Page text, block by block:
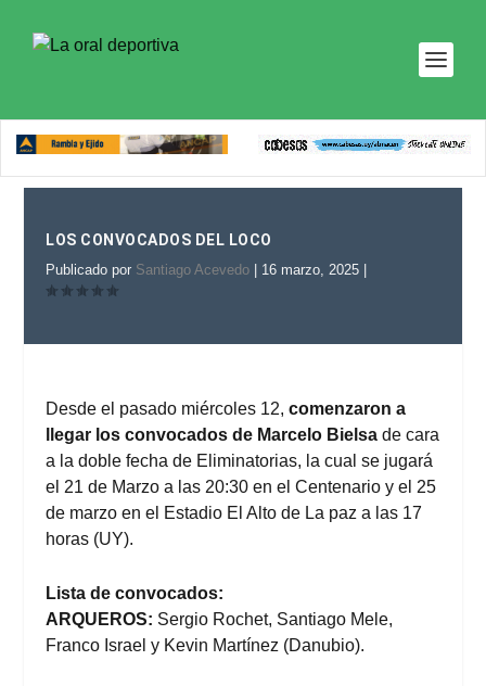
LOS CONVOCADOS DEL LOCO
Publicado por Santiago Acevedo 16 marzo, 2025
Desde el pasado miércoles 12,comenzaron a
llegar los convocados de Marcelo Bielsa de cara
a la doble fecha de Eliminatorias, la cual se jugará
el 21 de Marzo a las 20:30 en el Centenario y el 25
de marzo en el Estadio El Alto de La paz a las 17
horas (UY).
Lista de convocados:
ARQUEROS: Sergio Rochet, Santiago Mele,
Franco Israel y Kevin Martínez (Danubio).